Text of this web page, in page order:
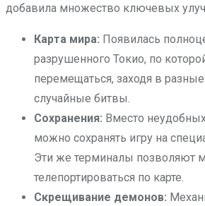
добавила множество ключевых
Карта мира: Появилась
разрушенного Токио, по
перемещаться, заходя в
случайные битвы.
Сохранения: Вместо
можно сохранять игру на
Эти же терминалы позволяют
телепортироваться по карте.
Скрещивание демонов: